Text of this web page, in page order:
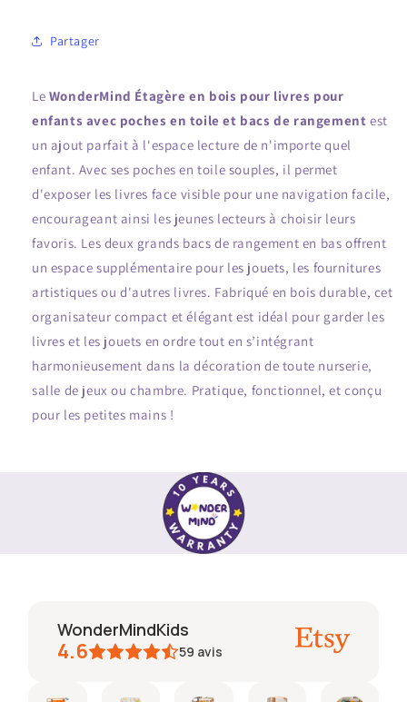
Partager
Le WonderMind Étagère en bois pour livres pour
enfants avec poches en toile et bacs de rangement est
un ajout parfait à l'espace lecture de n'importe quel
enfant. Avec ses poches en toile souples, il permet
d'exposer les livres face visible pour une navigation facile,
encourageant ainsi les jeunes lecteurs à choisir leurs
favoris. Les deux grands bacs de rangement en bas offrent
un espace supplémentaire pour les jouets, les fournitures
artistiques ou d'autres livres. Fabriqué en bois durable, cet
organisateur compact et élégant est idéal pour garder les
livres et les jouets en ordre tout en s’intégrant
harmonieusement dans la décoration de toute nurserie,
salle de jeux ou chambre. Pratique, fonctionnel, et conçu
pour les petites mains !
WonderMindKids
4.6 59 avis